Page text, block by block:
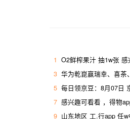
1 O2鲜榨果汁 抽1w张 感
3 华为乾崑赢瑞幸、喜茶
5 每日领京豆：8月07日
7 感兴趣可看看 ，得物
9 山东地区 工.行app 任w